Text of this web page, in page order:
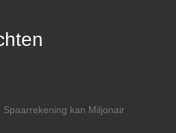
Spaarrekening kan Miljonair